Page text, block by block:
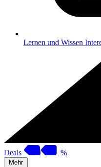
Lernen und Wissen
Deals %
Mehr